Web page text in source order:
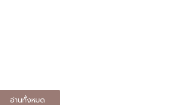
อ่านทั้งหมด